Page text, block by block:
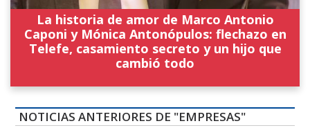
La historia de amor de Marco Antonio
Caponi y Mónica Antonópulos: flechazo en
Telefe, casamiento secreto y un hijo que
cambió todo
NOTICIAS ANTERIORES DE "EMPRESAS"